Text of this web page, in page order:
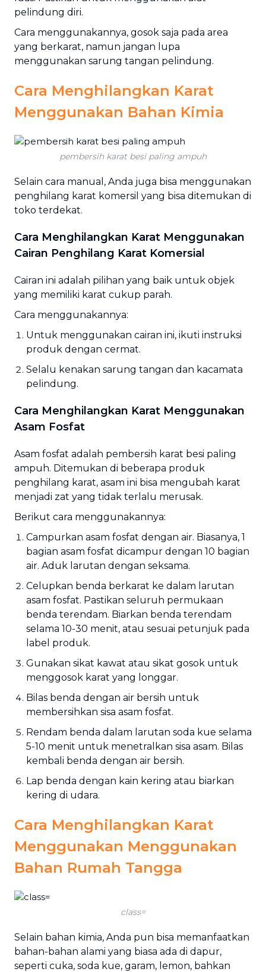
pelindung diri.
Cara menggunakannya, gosok saja pada area
yang berkarat, namun jangan lupa
menggunakan sarung tangan pelindung.
Cara Menghilangkan Karat
Menggunakan Bahan Kimia
pembersih karat besi paling ampuh
Selain cara manual, Anda juga bisa menggunakan
penghilang karat komersil yang bisa ditemukan di
toko terdekat.
Cara Menghilangkan Karat Menggunakan
Cairan Penghilang Karat Komersial
Cairan ini adalah pilihan yang baik untuk objek
yang memiliki karat cukup parah.
Cara menggunakannya:
Untuk menggunakan cairan ini, ikuti instruksi
produk dengan cermat.
Selalu kenakan sarung tangan dan kacamata
pelindung.
Cara Menghilangkan Karat Menggunakan
Asam Fosfat
Asam fosfat adalah pembersih karat besi paling
ampuh. Ditemukan di beberapa produk
penghilang karat, asam ini bisa mengubah karat
menjadi zat yang tidak terlalu merusak.
Berikut cara menggunakannya:
Campurkan asam fosfat dengan air. Biasanya, 1
bagian asam fosfat dicampur dengan 10 bagian
air. Aduk larutan dengan seksama.
Celupkan benda berkarat ke dalam larutan
asam fosfat. Pastikan seluruh permukaan
benda terendam. Biarkan benda terendam
selama 10-30 menit, atau sesuai petunjuk pada
label produk.
Gunakan sikat kawat atau sikat gosok untuk
menggosok karat yang longgar.
Bilas benda dengan air bersih untuk
membersihkan sisa asam fosfat.
Rendam benda dalam larutan soda kue selama
5-10 menit untuk menetralkan sisa asam. Bilas
kembali benda dengan air bersih.
Lap benda dengan kain kering atau biarkan
kering di udara.
Cara Menghilangkan Karat
Menggunakan Menggunakan
Bahan Rumah Tangga
class=
Selain bahan kimia, Anda pun bisa memanfaatkan
bahan-bahan alami yang biasa ada di dapur,
seperti cuka, soda kue, garam, lemon, bahkan